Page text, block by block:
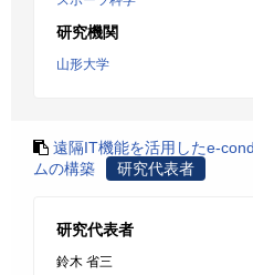
研究機関
山形大学
遠隔IT機能を活用したe-
ムの構築
研究代表者
研究代表者
鈴木 省三